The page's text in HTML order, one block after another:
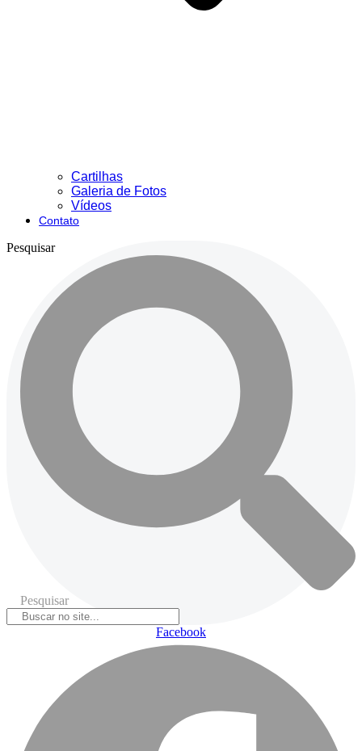
Cartilhas
Galeria de Fotos
Vídeos
Contato
Pesquisar
Pesquisar
Facebook